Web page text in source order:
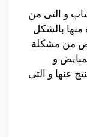
و التى من
منها بالشكل
من مشكلة
و
عنها و التى